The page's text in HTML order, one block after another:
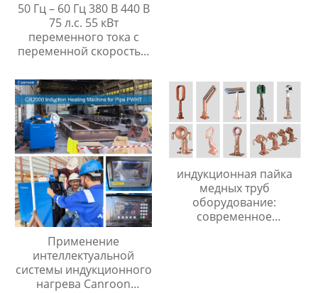
50 Гц – 60 Гц 380 В 440 В
75 л.с. 55 кВт
переменного тока с
переменной скоростью
управлением,
преобразователь
частоты, сделано в
Китае
Применение
интеллектуальной
системы индукционного
нагрева Canroon
индукционная пайка
медных труб
оборудование:
современное